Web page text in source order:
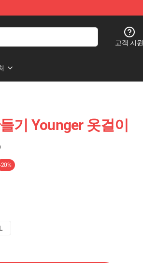
고객 지원
기 Younger 옷걸이
-20%